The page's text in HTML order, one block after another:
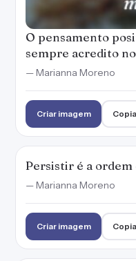
O pensamento
sempre acredito
— Marianna Moreno
Criar imagem
Persistir é a ordem
— Marianna Moreno
Criar imagem